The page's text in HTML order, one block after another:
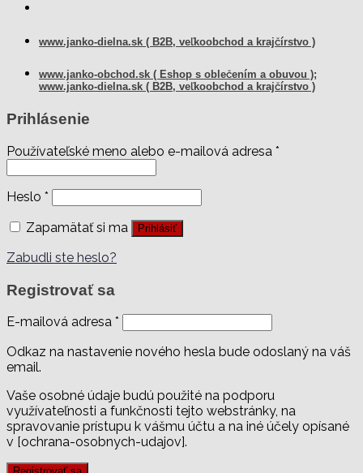
www.janko-dielna.sk ( B2B, veľkoobchod a krajčírstvo )
www.janko-obchod.sk ( Eshop s oblečením a obuvou );
www.janko-dielna.sk ( B2B, veľkoobchod a krajčírstvo )
Prihlásenie
Používateľské meno alebo e-mailová adresa *
Heslo *
Zapamätať si ma
Prihlásiť
Zabudli ste heslo?
Registrovať sa
E-mailová adresa *
Odkaz na nastavenie nového hesla bude odoslaný na váš
email.
Vaše osobné údaje budú použité na podporu
využívateľnosti a funkčnosti tejto webstránky, na
spravovanie prístupu k vášmu účtu a na iné účely opísané
v [ochrana-osobnych-udajov].